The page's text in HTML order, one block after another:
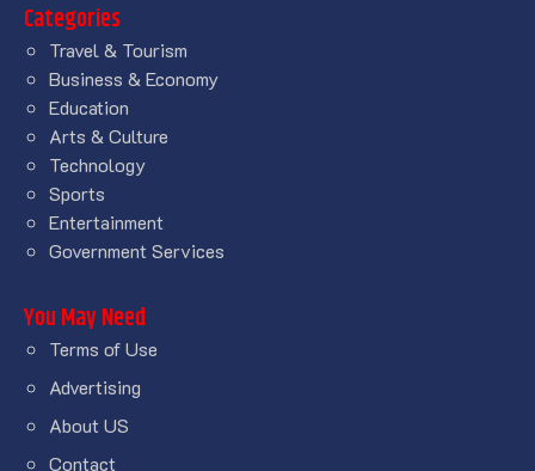
Categories
Travel & Tourism
Business & Economy
Education
Arts & Culture
Technology
Sports
Entertainment
Government Services
You May Need
Terms of Use
Advertising
About US
Contact